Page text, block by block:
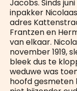
Jacobs. Sinds
inpakker
adres
Frantzen en
van elkaar.
november 1919,
bleek dus te
weduwe was
hoofd gesmeten